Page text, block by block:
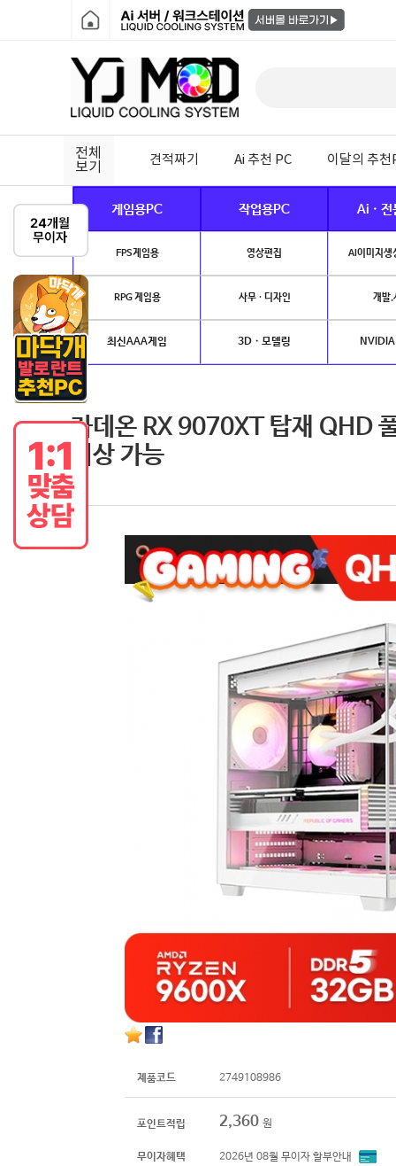
전체
보기
견적짜기 Ai 추천 PC 이달의 추천
게임용PC 작업용PC Ai · 전
FPS게임용 영상편집 AI이미지생
RPG 게임용 사무 · 디자인 개발.
최신AAA게임 3D · 모델링
라데온 RX 9070XT 탑재 QHD
이상 가능
제품코드 2749108986
포인트적립 2,360 원
무이자혜택 2026년 08월 무이자 할부안내